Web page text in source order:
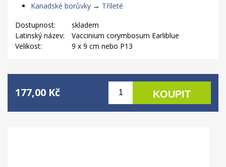
Kanadské borůvky→ Tříleté
Dostupnost:
skladem
Latinský název:
Vaccinium corymbosum Earliblue
Velikost:
9 x 9 cm nebo P13
177,00 Kč